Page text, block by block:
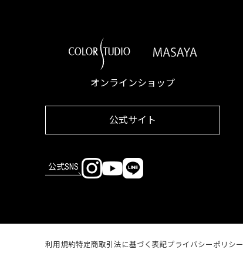
オンラインショップ
公式サイト
公式SNS
利用規約特定商取引法に基づく表記プライバシーポリシー